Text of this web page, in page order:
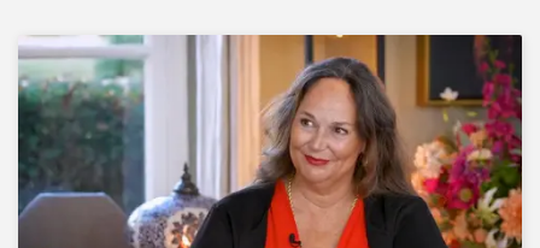
Duisters is in de loop der tijd in staat gebleken om
menig zakelijk initiatief succesvol te maken. Zo nam
hij TechnoWand over, om dit bedrijf, dat
kantoorwanden maakt, vervolgens groter dan ooit
te maken. Ook is hij vandaag de dag de grote man
achter de WWBD Group, een bedrijf dat zich richt op
cosmetica. Zijn nieuwste onderneming is Stenique
Property Finance, waarmee hij hypothecaire
financieringen verstrekt aan